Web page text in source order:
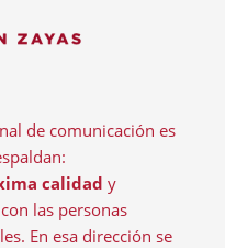
de comunicación es
calidad y
las personas
En esa dirección se